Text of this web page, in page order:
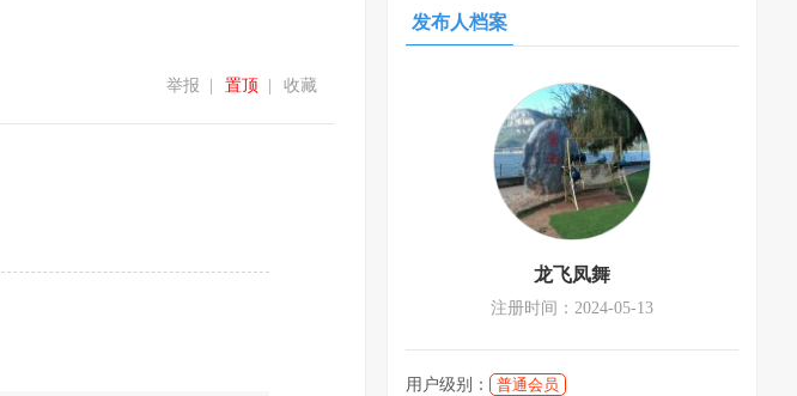
收藏
置顶
举报
发布人档案
龙飞凤舞
注册时间：2024-05-13
用户级别：
普通会员